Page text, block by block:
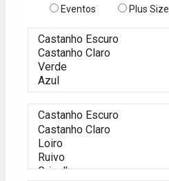
Eventos
Plus Size